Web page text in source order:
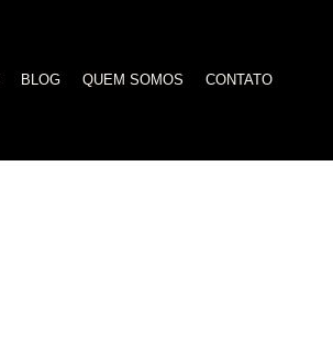
BLOG QUEM SOMOS CONTATO